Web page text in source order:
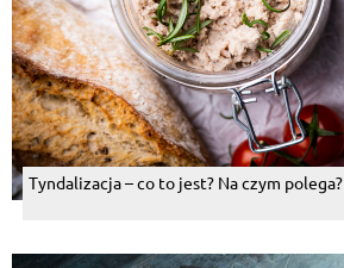
Tyndalizacja – co to jest? Na czym polega?